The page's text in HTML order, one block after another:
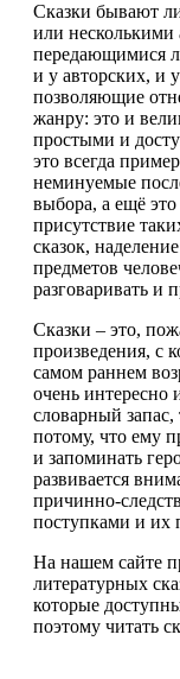
Сказки бывают
или
передающимися
и у авторских, и
позволяющие
жанру: это и
простыми и
это всегда
неминуемые
выбора, а ещё
присутствие
сказок,
предметов
разговаривать и
Сказки – это,
произведения, с
самом раннем
очень интересно
словарный запас,
потому, что ему
и запоминать
развивается
причинно-
поступками и их
На нашем сайте
литературных
которые
поэтому читать